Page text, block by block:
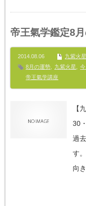
帝王氣学鑑定8
2014.08.06
九紫火星
8月の運勢
九紫火星
帝王氣学講座
【
30
過
す
向